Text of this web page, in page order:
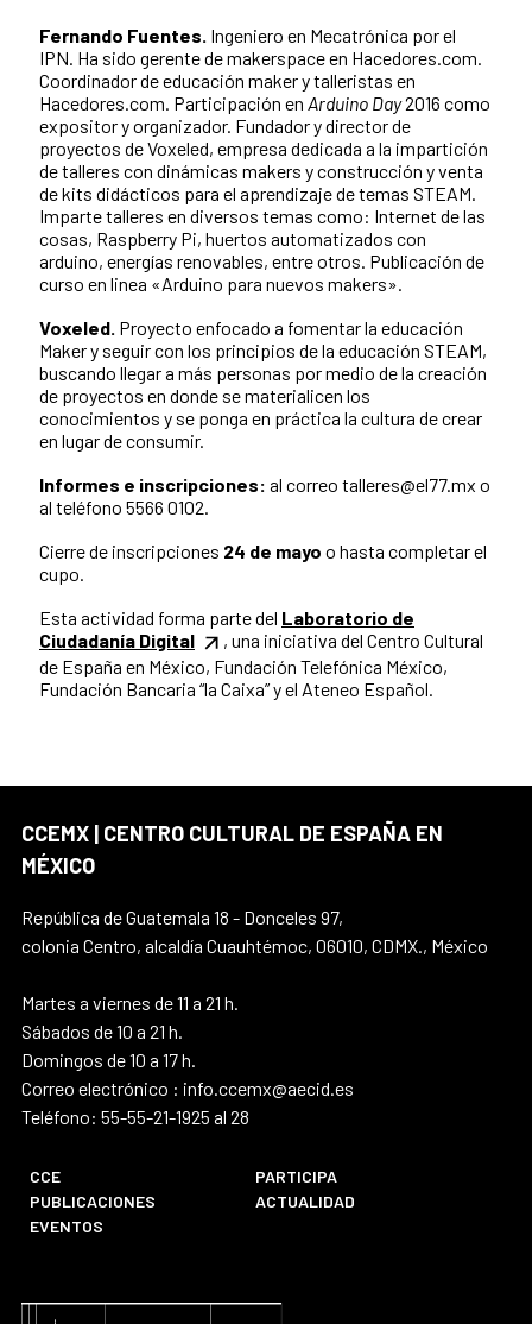
Fernando Fuentes. Ingeniero en Mecatrónica por el
IPN. Ha sido gerente de makerspace en Hacedores.com.
Coordinador de educación maker y talleristas en
Hacedores.com. Participación en Arduino Day2016 como
expositor y organizador. Fundador y director de
proyectos de Voxeled, empresa dedicada a la impartición
de talleres con dinámicas makers y construcción y venta
de kits didácticos para el aprendizaje de temas STEAM.
Imparte talleres en diversos temas como: Internet de las
cosas, Raspberry Pi, huertos automatizados con
arduino, energías renovables, entre otros. Publicación de
curso en linea «Arduino para nuevos makers».
Voxeled. Proyecto enfocado a fomentar la educación
Maker y seguir con los principios de la educación STEAM,
buscando llegar a más personas por medio de la creación
de proyectos en donde se materialicen los
conocimientos y se ponga en práctica la cultura de crear
en lugar de consumir.
Informes e inscripciones: al correo talleres@el77.mx o
al teléfono 5566 0102.
Cierre de inscripciones 24 de mayo o hasta completar el
cupo.
Esta actividad forma parte del Laboratorio de
Ciudadanía Digital
, una iniciativa del Centro Cultural
de España en México, Fundación Telefónica México,
Fundación Bancaria “la Caixa” y el Ateneo Español.
CCEMX | CENTRO CULTURAL DE ESPAÑA EN
MÉXICO
República de Guatemala 18 - Donceles 97,
colonia Centro, alcaldía Cuauhtémoc, 06010, CDMX., México
Martes a viernes de 11 a 21 h.
Sábados de 10 a 21 h.
Domingos de 10 a 17 h.
Correo electrónico : info.ccemx@aecid.es
Teléfono: 55-55-21-1925 al 28
CCE
PARTICIPA
PUBLICACIONES
ACTUALIDAD
EVENTOS